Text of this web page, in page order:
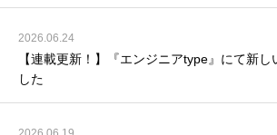
2026.06.24
【連載更新！】『エンジニアtype』にて新し
した